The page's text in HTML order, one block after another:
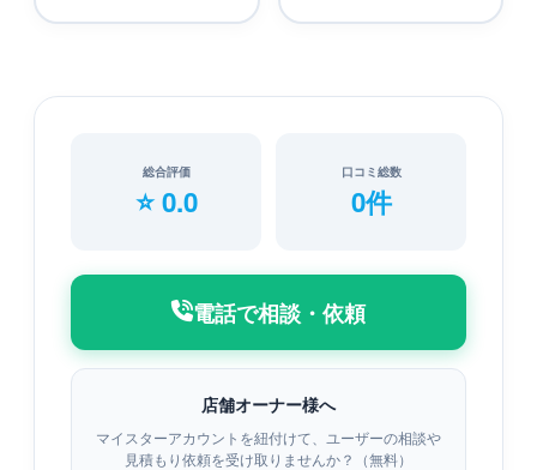
総合評価
⭐ 0.0
口コミ総数
0件
電話で相談・依頼
店舗オーナー様へ
マイスターアカウントを紐付けて、ユーザーの相談や
見積もり依頼を受け取りませんか？（無料）